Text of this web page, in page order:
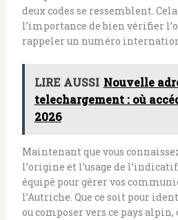
deux codes se ressemblent.
l’importance de bien vérifier
rappeler un numéro
LIRE AUSSI Nouvelle
telechargement : où
2026
Maintenant que vous
l’origine et l’usage de
équipé pour gérer vos
l’Autriche. Que ce soit pour
ou composer vers ce pays